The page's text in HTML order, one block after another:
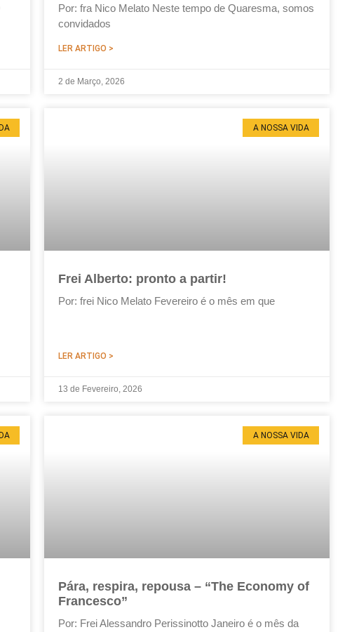
Por: fra Nico Melato Neste tempo de Quaresma, somos
convidados
LER ARTIGO >
2 de Março, 2026
A NOSSA VIDA
Frei Alberto: pronto a partir!
Por: frei Nico Melato Fevereiro é o mês em que
LER ARTIGO >
13 de Fevereiro, 2026
A NOSSA VIDA
Pára, respira, repousa – “The Economy of
Francesco”
Por: Frei Alessandro Perissinotto Janeiro é o mês da